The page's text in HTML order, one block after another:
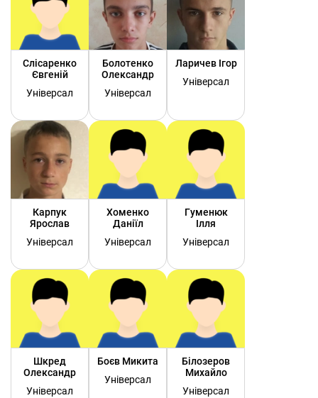
Слісаренко
Євгеній
Універсал
Болотенко
Олександр
Універсал
Ларичев Ігор
Універсал
Карпук
Ярослав
Універсал
Хоменко
Даніїл
Універсал
Гуменюк
Ілля
Універсал
Шкред
Олександр
Універсал
Боєв Микита
Універсал
Білозеров
Михайло
Універсал